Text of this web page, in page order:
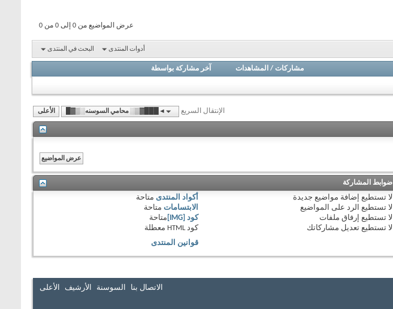
عرض المواضيع من 0 إلى 0 من 0
أدوات المنتدى البحث في المنتدى
مشاركات / المشاهدات آخر مشاركة بواسطة
الإنتقال السريع ◄███▓▒░ محامي السوسنه░▒▓█ الأعلى
ضوابط المشاركة
لا تستطيع إضافة مواضيع جديدة
لا تستطيع الرد على المواضيع
لا تستطيع إرفاق ملفات
لا تستطيع تعديل مشاركاتك
أكواد المنتدى متاحة
الابتسامات متاحة
كود [IMG]
متاحة
كود HTML
معطلة
قوانين المنتدى
الاتصال بنا السوسنة الأرشيف الأعلى